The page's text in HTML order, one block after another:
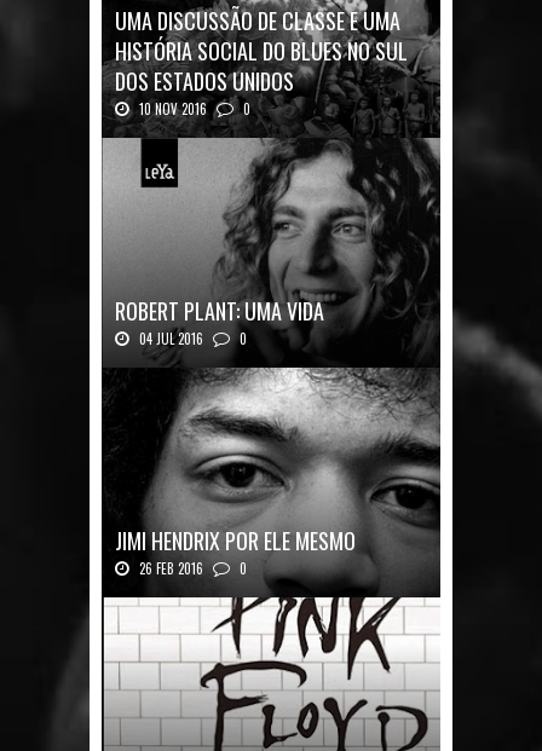
UMA DISCUSSÃO DE CLASSE E UMA
HISTÓRIA SOCIAL DO BLUES NO SUL
DOS ESTADOS UNIDOS
10 NOV 2016 0
Mais uma ótima oportunidade de se
ROBERT PLANT: UMA VIDA
04 JUL 2016 0
Robert Plant, o vocalista do Led Zeppeli...
JIMI HENDRIX POR ELE MESMO
26 FEB 2016 0
Texto histórico expõe a mente do mestre J...